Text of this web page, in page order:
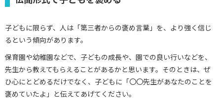
子どもに限らず、人は「第三者からの褒め言葉」を、より強く信じ
るという傾向があります。
保育園や幼稚園などで、子どもの成長や、園での良い行いなどを、
先生から教えてもらえることがあるかと思います。そのときは、ぜ
ひ心にとどめるだけでなく、子どもに「〇〇先生があなたのことを
褒めていたよ」と伝えてあげてください。